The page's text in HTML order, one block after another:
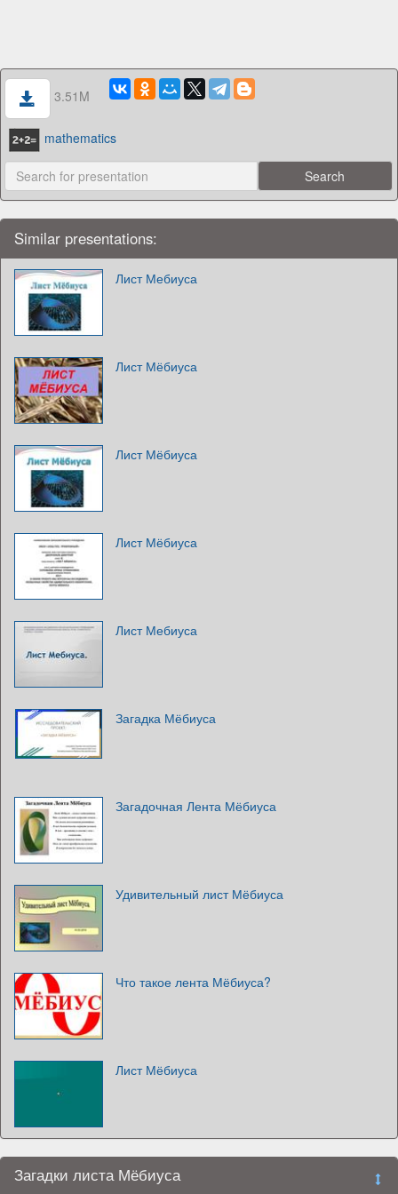
3.51M
mathematics
Similar presentations:
Лист Мебиуса
Лист Мёбиуса
Лист Мёбиуса
Лист Мёбиуса
Лист Мебиуса
Загадка Мёбиуса
Загадочная Лента Мёбиуса
Удивительный лист Мёбиуса
Что такое лента Мёбиуса?
Лист Мёбиуса
Загадки листа Мёбиуса